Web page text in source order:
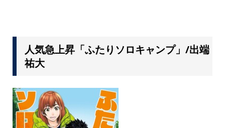
人気急上昇「ふたりソロキャンプ」/出端
祐大